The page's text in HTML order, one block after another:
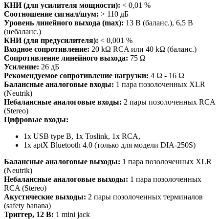
КНИ (для усилителя мощности): < 0,01 %
Соотношение сигнал/шум: > 110 дБ
Уровень линейного выхода (max): 13 В (баланс.), 6,5 В
(небаланс.)
КНИ (для предусилителя): < 0,001 %
Входное сопротивление: 20 kΩ RCA или 40 kΩ (баланс.)
Сопротивление линейного выхода: 75 Ω
Усиление: 26 дБ
Рекомендуемое сопротивление нагрузки: 4 Ω - 16 Ω
Балансные аналоговые входы: 1 пара позолоченных XLR
(Neutrik)
Небалансные аналоговые входы: 2 пары позолоченных RCA
(Stereo)
Цифровые входы:
1x USB type B, 1x Toslink, 1x RCA,
1x aptX Bluetooth 4.0 (только для модели DIA-250S)
Балансные аналоговые выходы: 1 пара позолоченных XLR
(Neutrik)
Небалансные аналоговые выходы: 1 пара позолоченных
RCA (Stereo)
Акустические выходы: 2 пары позолоченных терминалов
(safety banana)
Триггер, 12 В: 1 mini jack